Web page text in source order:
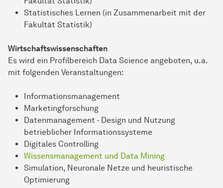
Statistisches Lernen (in Zusammenarbeit mit der
Fakultät Statistik)
Wirtschaftswissenschaften
Es wird ein Profilbereich Data Science angeboten, u.a.
mit folgenden Veranstaltungen:
Informationsmanagement
Marketingforschung
Datenmanagement - Design und Nutzung
betrieblicher Informationssysteme
Digitales Controlling
Wissensmanagement und Data Mining
Simulation, Neuronale Netze und heuristische
Optimierung